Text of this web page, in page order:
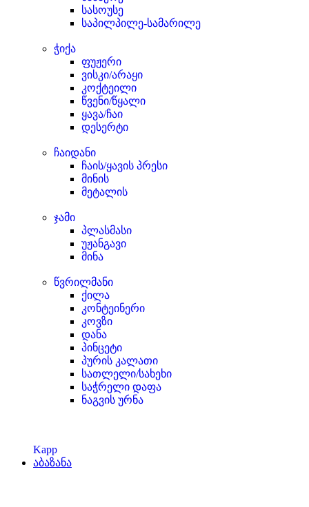
სასოუსე
საპილპილე-სამარილე
ჭიქა
ფუჟერი
ვისკი/არაყი
კოქტეილი
წვენი/წყალი
ყავა/ჩაი
დესერტი
ჩაიდანი
ჩაის/ყავის პრესი
მინის
მეტალის
ჯამი
პლასმასი
უჟანგავი
მინა
წვრილმანი
ქილა
კონტეინერი
კოვზი
დანა
პინცეტი
პურის კალათი
სათლელი/სახეხი
საჭრელი დაფა
ნაგვის ურნა
Kapp
აბაზანა